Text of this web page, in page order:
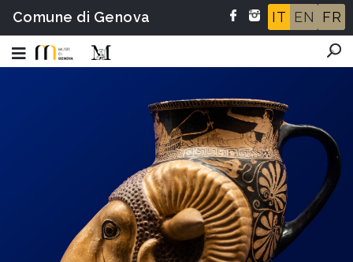
Comune di Genova IT EN FR